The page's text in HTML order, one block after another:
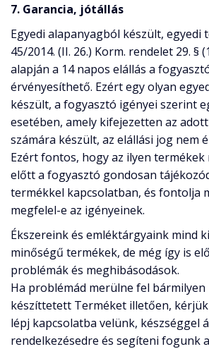
7. Garancia, jótállás
Egyedi alapanyagból készült, egyedi
45/2014. (II. 26.) Korm. rendelet 29. §
alapján a 14 napos elállás a
érvényesíthető. Ezért egy olyan
készült, a fogyasztó igényei szerint
esetében, amely kifejezetten az
számára készült, az elállási jog nem
Ezért fontos, hogy az ilyen termékek
előtt a fogyasztó gondosan
termékkel kapcsolatban, és fontolja
megfelel-e az igényeinek.
Ékszereink és emléktárgyaink mind
minőségű termékek, de még így is
problémák és meghibásodások.
Ha problémád merülne fel
készíttetett Terméket illetően,
lépj kapcsolatba velünk, készséggel
rendelkezésedre és segíteni fogunk